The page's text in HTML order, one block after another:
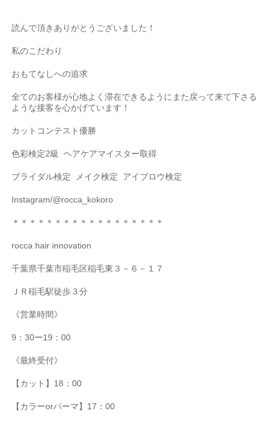
読んで頂きありがとうございました！
私のこだわり
おもてなしへの追求
全てのお客様が心地よく滞在できるようにまた戻って来て下さる
ような接客を心かげています ！
カットコンテスト優勝
色彩検定2級 ヘアケアマイスター取得
ブライダル検定 メイク検定 アイブロウ検定
Instagram/@rocca_kokoro
＊＊＊＊＊＊＊＊＊＊＊＊＊＊＊＊＊＊
rocca hair innovation
千葉県千葉市稲毛区稲毛東３－６－１７
ＪＲ稲毛駅徒歩３分
《営業時間》
9 ：30ー19 ：00
《最終受付》
【カット】 18 ：00
【カラーorパーマ】 17 ：00